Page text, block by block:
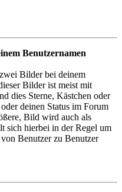
Benutzernamen
Bilder bei deinem
Bilder ist meist mit
dies Sterne, Kästchen oder
deinen Status im Forum
Bild wird auch als
sich hierbei in der Regel um
Benutzer zu Benutzer